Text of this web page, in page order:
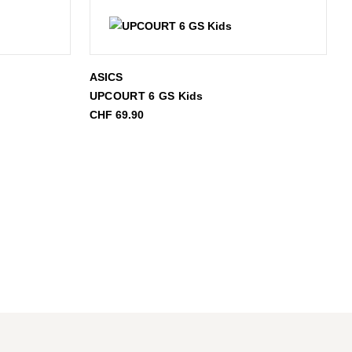
ASICS
UPCOURT 6 GS Kids
CHF 69.90